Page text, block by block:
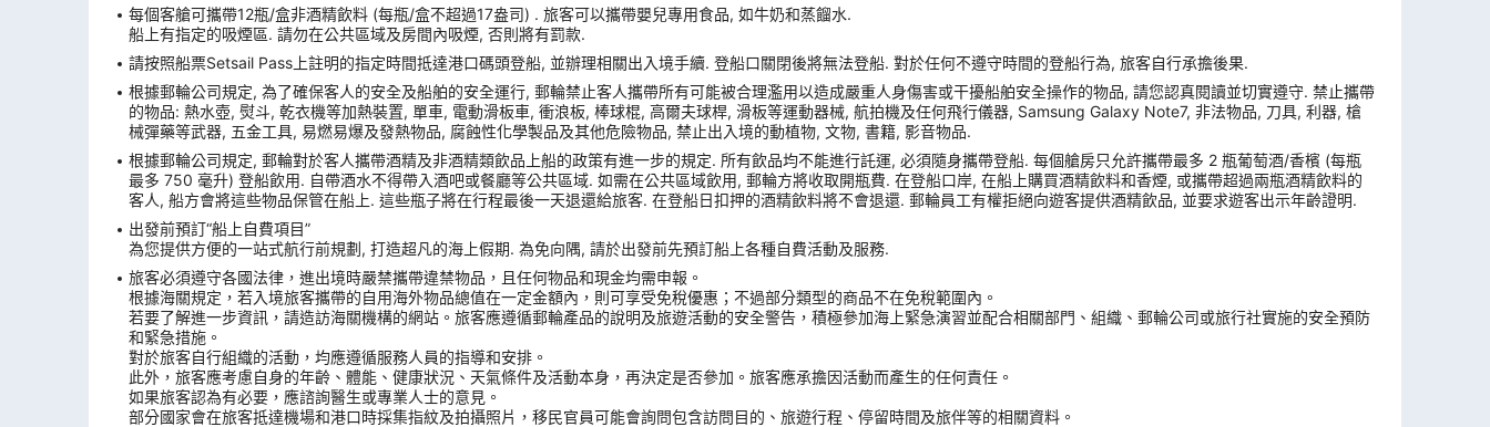
每個客艙可攜帶12瓶/盒非酒精飲料 (每瓶/盒不超過17盎司) . 旅客可以攜帶嬰兒專用食品, 如牛奶和蒸餾水.
船上有指定的吸煙區. 請勿在公共區域及房間內吸煙, 否則將有罰款.
請按照船票Setsail Pass上註明的指定時間抵達港口碼頭登船, 並辦理相關出入境手續. 登船口關閉後將無法登船. 對於任何不遵守時間的登船行為, 旅客自行承擔後果.
根據郵輪公司規定, 為了確保客人的安全及船舶的安全運行, 郵輪禁止客人攜帶所有可能被合理濫用以造成嚴重人身傷害或干擾船舶安全操作的物品, 請您認真閱讀並切實遵守. 禁止攜帶
的物品: 熱水壺, 熨斗, 乾衣機等加熱裝置, 單車, 電動滑板車, 衝浪板, 棒球棍, 高爾夫球桿, 滑板等運動器械, 航拍機及任何飛行儀器, Samsung Galaxy Note7, 非法物品, 刀具, 利器, 槍
械彈藥等武器, 五金工具, 易燃易爆及發熱物品, 腐蝕性化學製品及其他危險物品, 禁止出入境的動植物, 文物, 書籍, 影音物品.
根據郵輪公司規定, 郵輪對於客人攜帶酒精及非酒精類飲品上船的政策有進一步的規定. 所有飲品均不能進行託運, 必須隨身攜帶登船. 每個艙房只允許攜帶最多 2 瓶葡萄酒/香檳 (每瓶
最多 750 毫升) 登船飲用. 自帶酒水不得帶入酒吧或餐廳等公共區域. 如需在公共區域飲用, 郵輪方將收取開瓶費. 在登船口岸, 在船上購買酒精飲料和香煙, 或攜帶超過兩瓶酒精飲料的
客人, 船方會將這些物品保管在船上. 這些瓶子將在行程最後一天退還給旅客. 在登船日扣押的酒精飲料將不會退還. 郵輪員工有權拒絕向遊客提供酒精飲品, 並要求遊客出示年齡證明.
出發前預訂“船上自費項目”
為您提供方便的一站式航行前規劃, 打造超凡的海上假期. 為免向隅, 請於出發前先預訂船上各種自費活動及服務.
旅客必須遵守各國法律，進出境時嚴禁攜帶違禁物品，且任何物品和現金均需申報。
根據海關規定，若入境旅客攜帶的自用海外物品總值在一定金額內，則可享受免稅優惠；不過部分類型的商品不在免稅範圍內。
若要了解進一步資訊，請造訪海關機構的網站。旅客應遵循郵輪產品的說明及旅遊活動的安全警告，積極參加海上緊急演習並配合相關部門、組織、郵輪公司或旅行社實施的安全預防
和緊急措施。
對於旅客自行組織的活動，均應遵循服務人員的指導和安排。
此外，旅客應考慮自身的年齡、體能、健康狀況、天氣條件及活動本身，再決定是否參加。旅客應承擔因活動而產生的任何責任。
如果旅客認為有必要，應諮詢醫生或專業人士的意見。
部分國家會在旅客抵達機場和港口時採集指紋及拍攝照片，移民官員可能會詢問包含訪問目的、旅遊行程、停留時間及旅伴等的相關資料。